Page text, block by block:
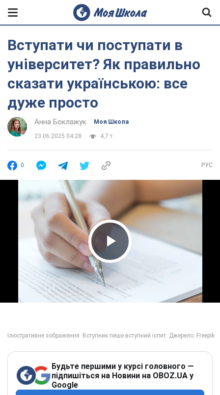
Вступати чи поступати в
університет? Як правильно
сказати українською: все
дуже просто
Анна Боклажук Моя Школа
23.06.2025 04:28 4,7 т.
0 РУС
Play Video
Будьте першими у курсі головного —
підпишіться на Новини на OBOZ.UA у
Google